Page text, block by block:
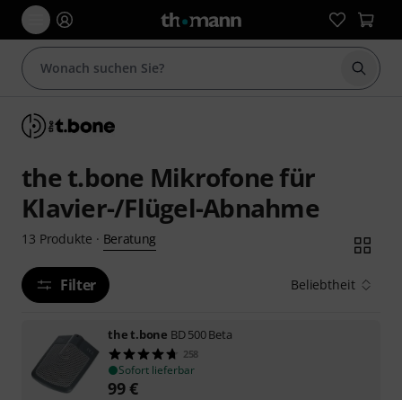
Suche
the t.bone Mikrofone für
Klavier-/Flügel-Abnahme
13 Produkte · Beratung
Filter Beliebtheit
the t.bone BD 500 Beta
258
Sofort lieferbar
99€